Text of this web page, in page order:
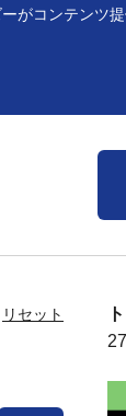
がコンテンツ
リセット